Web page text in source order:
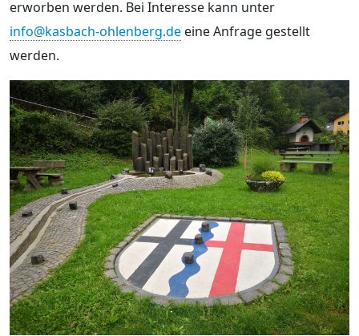
erworben werden. Bei Interesse kann unter
info@kasbach-ohlenberg.de eine Anfrage gestellt
werden.